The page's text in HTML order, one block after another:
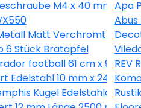
M4 x 40 mm Apa
mm
Matt Verchromt Ø 15
6 Stück Bratapfel
football 61 cm x 91,5 cm
REV
Edelstahl 10 mm x 24 mm
2500 mmKugel Edelstahloptik